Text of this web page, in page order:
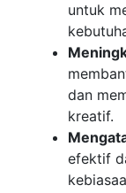
untuk
dan
kreatif.
efektif